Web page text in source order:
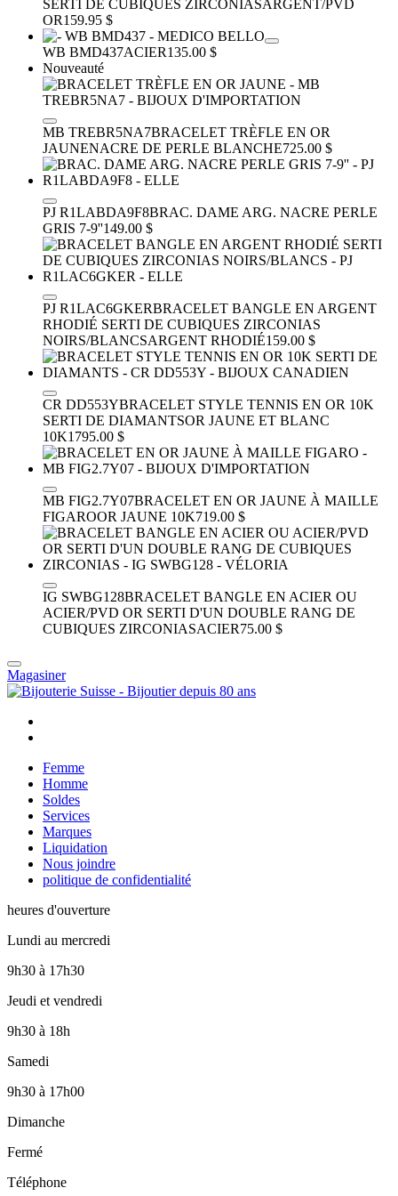
SERTI DE CUBIQUES ZIRCONIASARGENT/PVD
OR159.95 $
WB BMD437ACIER135.00 $
Nouveauté
MB TREBR5NA7BRACELET TRÈFLE EN OR
JAUNENACRE DE PERLE BLANCHE725.00 $
PJ R1LABDA9F8BRAC. DAME ARG. NACRE PERLE
GRIS 7-9''149.00 $
PJ R1LAC6GKERBRACELET BANGLE EN ARGENT
RHODIÉ SERTI DE CUBIQUES ZIRCONIAS
NOIRS/BLANCSARGENT RHODIÉ159.00 $
CR DD553YBRACELET STYLE TENNIS EN OR 10K
SERTI DE DIAMANTSOR JAUNE ET BLANC
10K1795.00 $
MB FIG2.7Y07BRACELET EN OR JAUNE À MAILLE
FIGAROOR JAUNE 10K719.00 $
IG SWBG128BRACELET BANGLE EN ACIER OU
ACIER/PVD OR SERTI D'UN DOUBLE RANG DE
CUBIQUES ZIRCONIASACIER75.00 $
Magasiner
Femme
Homme
Soldes
Services
Marques
Liquidation
Nous joindre
politique de confidentialité
heures d'ouverture
Lundi au mercredi
9h30 à 17h30
Jeudi et vendredi
9h30 à 18h
Samedi
9h30 à 17h00
Dimanche
Fermé
Téléphone